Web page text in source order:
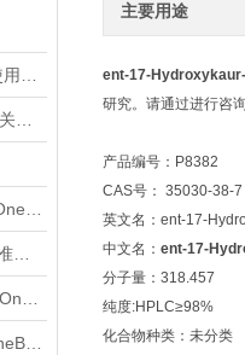
主要用途
ent-17-
研究。请通过进行咨
产品编号：P8382
CAS号： 35030-38-7
英文名：ent-17-
中文名： ent-17-
分子量：318.457
纯度:HPLC≥98%
化合物种类：未分类